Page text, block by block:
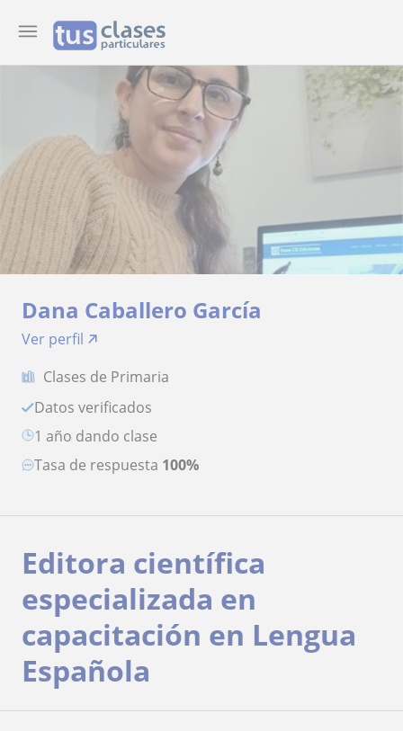
Dana Caballero García
Ver perfil
Clases de Primaria
Datos verificados
1 año dando clase
Tasa de respuesta 100%
Editora científica
especializada en
capacitación en Lengua
Española